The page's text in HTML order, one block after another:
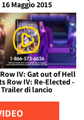
16 Maggio 2015
IV: Gat out of Hell
Row IV: Re-Elected -
Trailer di lancio